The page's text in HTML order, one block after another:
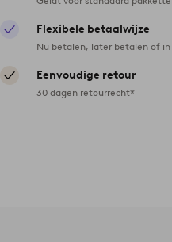
Flexibele betaalwijze
Nu betalen, later betalen of
Eenvoudige retour
30 dagen retourrecht*